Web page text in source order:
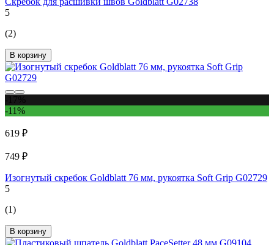
5
(2)
В корзину
-11%
619 ₽
749 ₽
Изогнутый скребок Goldblatt 76 мм, рукоятка Soft Grip G02729
5
(1)
В корзину